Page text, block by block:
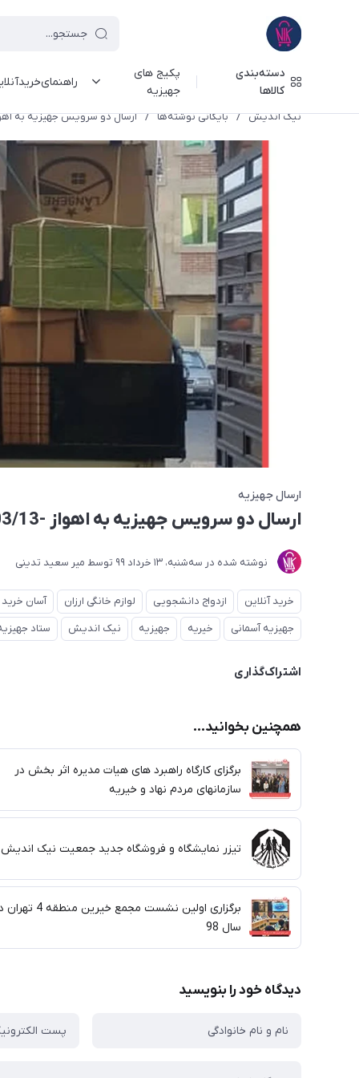
دسته‌بندی
کالاها
پکیج های
جهیزیه
نیک اندیش / بایگانی نوشته‌ها / ارسال دو سرویس جهیزیه به اهواز -
ارسال جهیزیه
ارسال دو سرویس جهیزیه به اهواز -1399/03/13
نوشته شده در ﺳﻪشنبه، 13 خرداد 99 توسط میر سعید تدینی
خرید آنلاین ازدواج دانشجویی لوازم خانگی ارزان آسان خرید
جهیزیه آسمانی
خیریه جهیزیه نیک اندیش ستاد
اشتراک‌گذاری
همچنین بخوانید...
برگزای کارگاه راهبرد های هیات مدیره اثر بخش در
سازمانهای مردم نهاد و خیریه
تیزر نمایشگاه و فروشگاه جدید جمعیت نیک اندیش
برگزاری اولین نشست مجمع خیرین منطقه
سال 98
دیدگاه خود را بنویسید